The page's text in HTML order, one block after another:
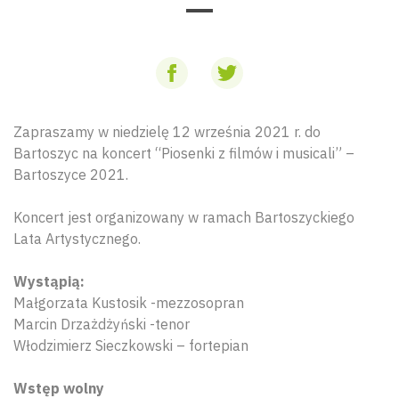
Zapraszamy w niedzielę 12 września 2021 r. do
Bartoszyc na koncert “Piosenki z filmów i musicali” –
Bartoszyce 2021.
Koncert jest organizowany w ramach Bartoszyckiego
Lata Artystycznego.
Wystąpią:
Małgorzata Kustosik -mezzosopran
Marcin Drzażdżyński -tenor
Włodzimierz Sieczkowski – fortepian
Wstęp wolny